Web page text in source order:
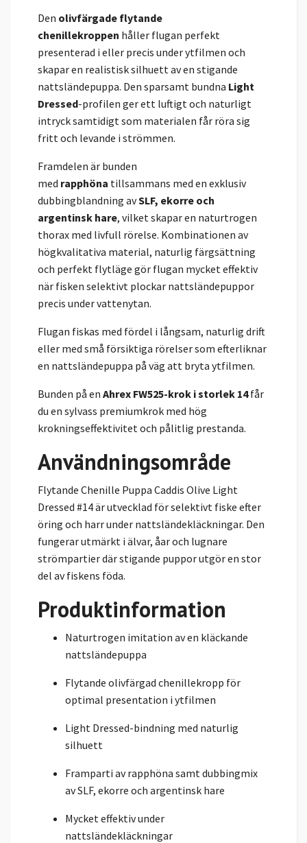
Den olivfärgade flytande
chenillekroppen håller flugan perfekt
presenterad i eller precis under ytfilmen och
skapar en realistisk silhuett av en stigande
nattsländepuppa. Den sparsamt bundna Light
Dressed-profilen ger ett luftigt och naturligt
intryck samtidigt som materialen får röra sig
fritt och levande i strömmen.
Framdelen är bunden
med rapphöna tillsammans med en exklusiv
dubbingblandning avSLF, ekorre och
argentinsk hare, vilket skapar en naturtrogen
thorax med livfull rörelse. Kombinationen av
högkvalitativa material, naturlig färgsättning
och perfekt flytläge gör flugan mycket effektiv
när fisken selektivt plockar nattsländepuppor
precis under vattenytan.
Flugan fiskas med fördel i långsam, naturlig drift
eller med små försiktiga rörelser som efterliknar
en nattsländepuppa på väg att bryta ytfilmen.
Bunden på en Ahrex FW525-krok i storlek 14får
du en sylvass premiumkrok med hög
krokningseffektivitet och pålitlig prestanda.
Användningsområde
Flytande Chenille Puppa Caddis Olive Light
Dressed #14 är utvecklad för selektivt fiske efter
öring och harr under nattsländekläckningar. Den
fungerar utmärkt i älvar, åar och lugnare
strömpartier där stigande puppor utgör en stor
del av fiskens föda.
Produktinformation
Naturtrogen imitation av en kläckande
nattsländepuppa
Flytande olivfärgad chenillekropp för
optimal presentation i ytfilmen
Light Dressed-bindning med naturlig
silhuett
Framparti av rapphöna samt dubbingmix
av SLF, ekorre och argentinsk hare
Mycket effektiv under
nattsländekläckningar